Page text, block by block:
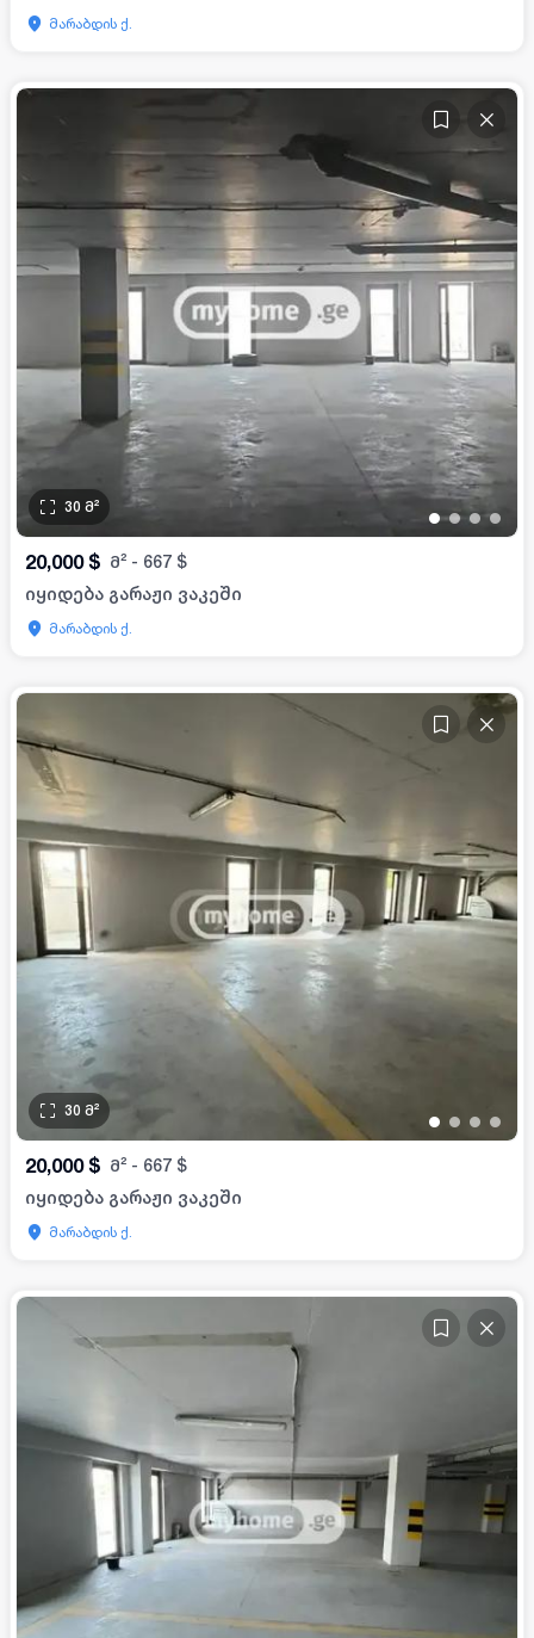
მარაბდის ქ.
••• •
30 მ²
20,000 $ მ² - 667 $
იყიდება გარაჟი ვაკეში
მარაბდის ქ.
• • • •
30 მ²
20,000 $ მ² - 667 $
იყიდება გარაჟი ვაკეში
მარაბდის ქ.